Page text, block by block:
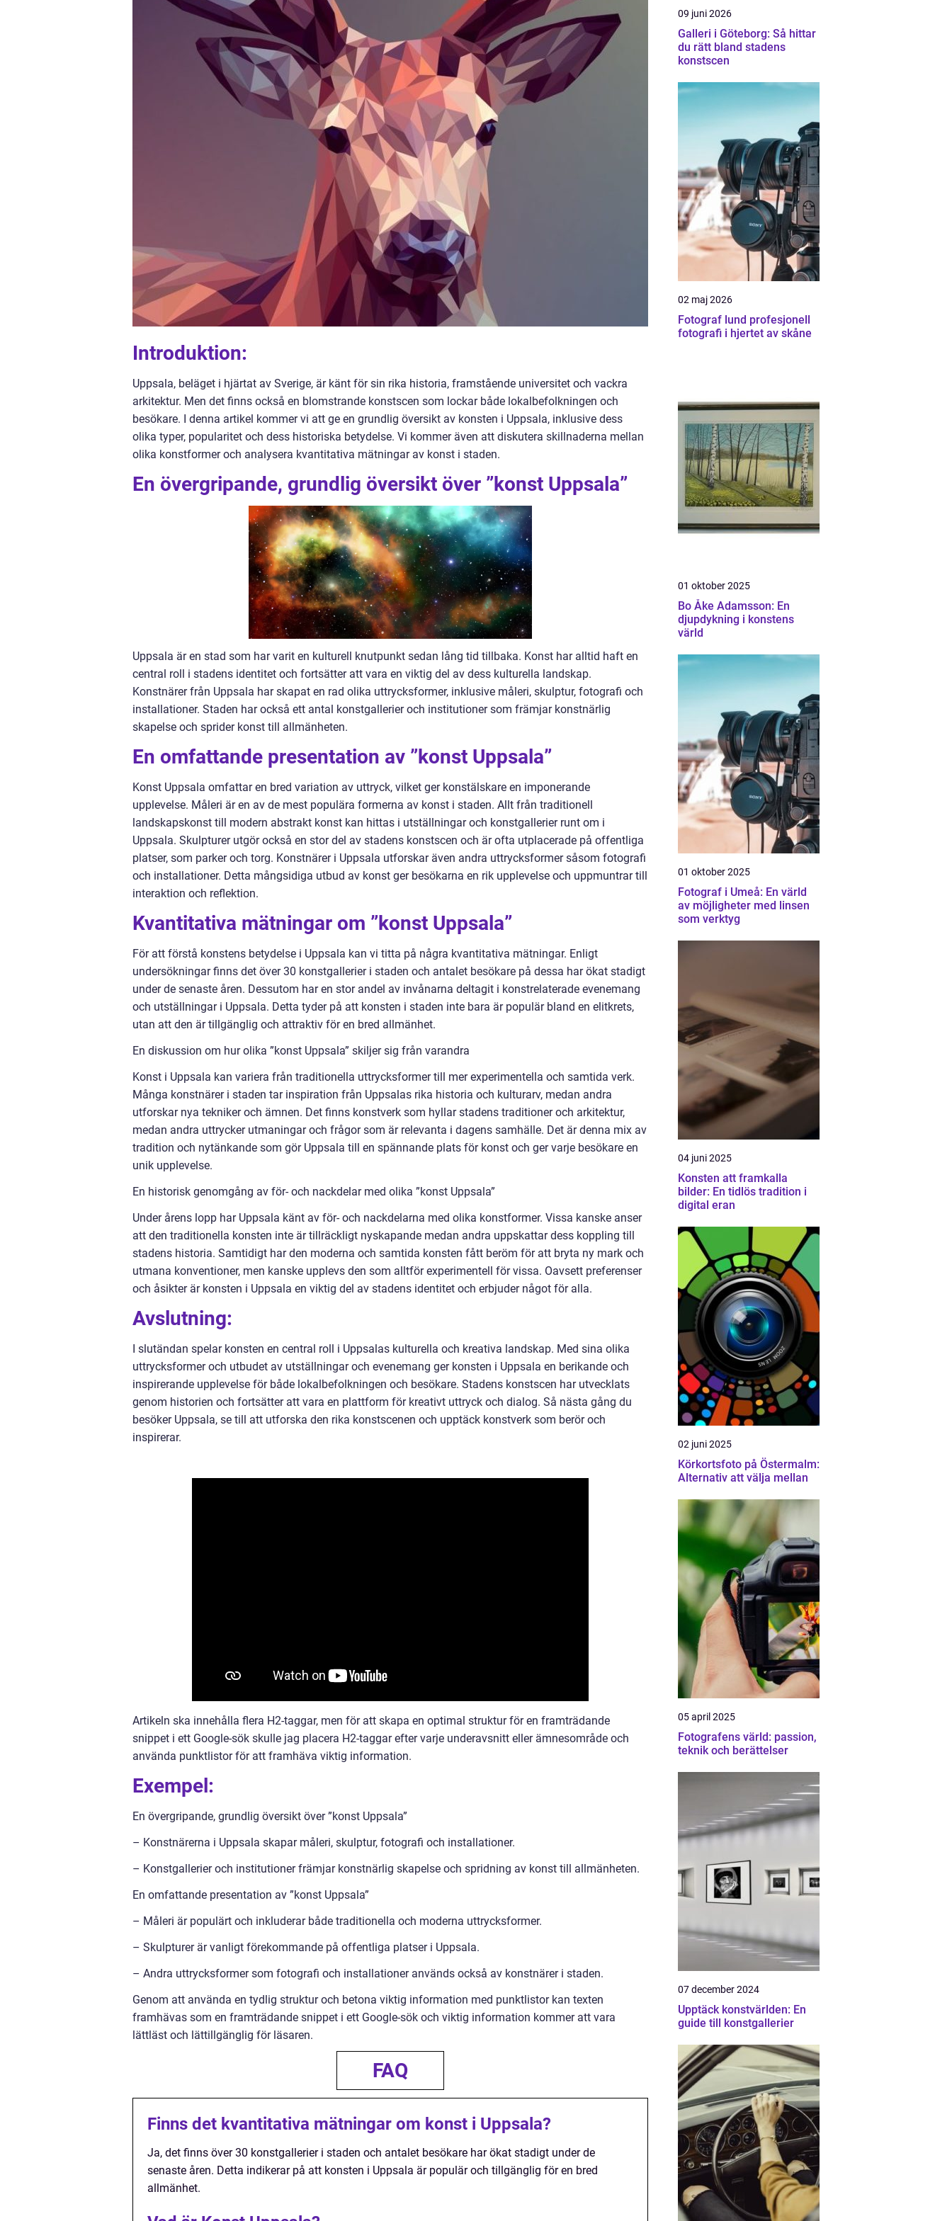
Introduktion:
Uppsala, beläget i hjärtat av Sverige, är känt för sin rika historia, framstående universitet och vackra
arkitektur. Men det finns också en blomstrande konstscen som lockar både lokalbefolkningen och
besökare. I denna artikel kommer vi att ge en grundlig översikt av konsten i Uppsala, inklusive dess
olika typer, popularitet och dess historiska betydelse. Vi kommer även att diskutera skillnaderna mellan
olika konstformer och analysera kvantitativa mätningar av konst i staden.
En övergripande, grundlig översikt över ”konst Uppsala”
Uppsala är en stad som har varit en kulturell knutpunkt sedan lång tid tillbaka. Konst har alltid haft en
central roll i stadens identitet och fortsätter att vara en viktig del av dess kulturella landskap.
Konstnärer från Uppsala har skapat en rad olika uttrycksformer, inklusive måleri, skulptur, fotografi och
installationer. Staden har också ett antal konstgallerier och institutioner som främjar konstnärlig
skapelse och sprider konst till allmänheten.
En omfattande presentation av ”konst Uppsala”
Konst Uppsala omfattar en bred variation av uttryck, vilket ger konstälskare en imponerande
upplevelse. Måleri är en av de mest populära formerna av konst i staden. Allt från traditionell
landskapskonst till modern abstrakt konst kan hittas i utställningar och konstgallerier runt om i
Uppsala. Skulpturer utgör också en stor del av stadens konstscen och är ofta utplacerade på offentliga
platser, som parker och torg. Konstnärer i Uppsala utforskar även andra uttrycksformer såsom fotografi
och installationer. Detta mångsidiga utbud av konst ger besökarna en rik upplevelse och uppmuntrar till
interaktion och reflektion.
Kvantitativa mätningar om ”konst Uppsala”
För att förstå konstens betydelse i Uppsala kan vi titta på några kvantitativa mätningar. Enligt
undersökningar finns det över 30 konstgallerier i staden och antalet besökare på dessa har ökat stadigt
under de senaste åren. Dessutom har en stor andel av invånarna deltagit i konstrelaterade evenemang
och utställningar i Uppsala. Detta tyder på att konsten i staden inte bara är populär bland en elitkrets,
utan att den är tillgänglig och attraktiv för en bred allmänhet.
En diskussion om hur olika ”konst Uppsala” skiljer sig från varandra
Konst i Uppsala kan variera från traditionella uttrycksformer till mer experimentella och samtida verk.
Många konstnärer i staden tar inspiration från Uppsalas rika historia och kulturarv, medan andra
utforskar nya tekniker och ämnen. Det finns konstverk som hyllar stadens traditioner och arkitektur,
medan andra uttrycker utmaningar och frågor som är relevanta i dagens samhälle. Det är denna mix av
tradition och nytänkande som gör Uppsala till en spännande plats för konst och ger varje besökare en
unik upplevelse.
En historisk genomgång av för- och nackdelar med olika ”konst Uppsala”
Under årens lopp har Uppsala känt av för- och nackdelarna med olika konstformer. Vissa kanske anser
att den traditionella konsten inte är tillräckligt nyskapande medan andra uppskattar dess koppling till
stadens historia. Samtidigt har den moderna och samtida konsten fått beröm för att bryta ny mark och
utmana konventioner, men kanske upplevs den som alltför experimentell för vissa. Oavsett preferenser
och åsikter är konsten i Uppsala en viktig del av stadens identitet och erbjuder något för alla.
Avslutning:
I slutändan spelar konsten en central roll i Uppsalas kulturella och kreativa landskap. Med sina olika
uttrycksformer och utbudet av utställningar och evenemang ger konsten i Uppsala en berikande och
inspirerande upplevelse för både lokalbefolkningen och besökare. Stadens konstscen har utvecklats
genom historien och fortsätter att vara en plattform för kreativt uttryck och dialog. Så nästa gång du
besöker Uppsala, se till att utforska den rika konstscenen och upptäck konstverk som berör och
inspirerar.
Artikeln ska innehålla flera H2-taggar, men för att skapa en optimal struktur för en framträdande
snippet i ett Google-sök skulle jag placera H2-taggar efter varje underavsnitt eller ämnesområde och
använda punktlistor för att framhäva viktig information.
Exempel:
En övergripande, grundlig översikt över ”konst Uppsala”
– Konstnärerna i Uppsala skapar måleri, skulptur, fotografi och installationer.
– Konstgallerier och institutioner främjar konstnärlig skapelse och spridning av konst till allmänheten.
En omfattande presentation av ”konst Uppsala”
– Måleri är populärt och inkluderar både traditionella och moderna uttrycksformer.
– Skulpturer är vanligt förekommande på offentliga platser i Uppsala.
– Andra uttrycksformer som fotografi och installationer används också av konstnärer i staden.
Genom att använda en tydlig struktur och betona viktig information med punktlistor kan texten
framhävas som en framträdande snippet i ett Google-sök och viktig information kommer att vara
lättläst och lättillgänglig för läsaren.
FAQ
Finns det kvantitativa mätningar om konst i Uppsala?
Ja, det finns över 30 konstgallerier i staden och antalet besökare har ökat stadigt under de
senaste åren. Detta indikerar på att konsten i Uppsala är populär och tillgänglig för en bred
allmänhet.
09 juni 2026
Galleri i Göteborg: Så hittar
du rätt bland stadens
konstscen
02 maj 2026
Fotograf lund profesjonell
fotografi i hjertet av skåne
01 oktober 2025
Bo Åke Adamsson: En
djupdykning i konstens
värld
01 oktober 2025
Fotograf i Umeå: En värld
av möjligheter med linsen
som verktyg
04 juni 2025
Konsten att framkalla
bilder: En tidlös tradition i
digital eran
02 juni 2025
Körkortsfoto på Östermalm:
Alternativ att välja mellan
05 april 2025
Fotografens värld: passion,
teknik och berättelser
07 december 2024
Upptäck konstvärlden: En
guide till konstgallerier